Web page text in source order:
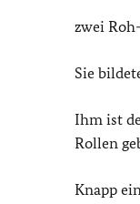
zwei
Sie
Ihm ist
Rollen
Knapp